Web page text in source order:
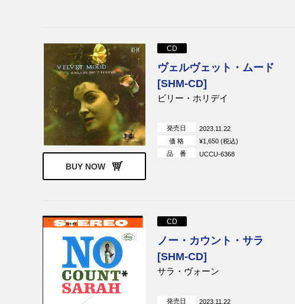
BUY NOW
CD
ヴェルヴェット・ムード
[SHM-CD]
ビリー・ホリデイ
発売日
2023.11.22
価 格
¥1,650 (税込)
品 番
UCCU-6368
CD
ノー・カウント・サラ
[SHM-CD]
サラ・ヴォーン
発売日
2023.11.22